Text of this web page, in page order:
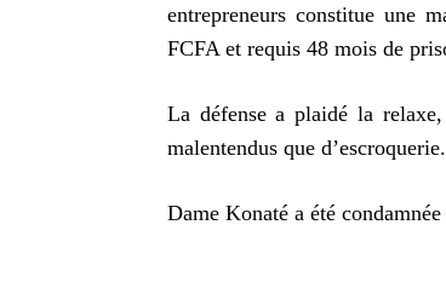
entrepreneurs constitue une
FCFA et requis 48 mois de
La défense a plaidé la relaxe,
malentendus que d’escroquerie.
Dame Konaté a été